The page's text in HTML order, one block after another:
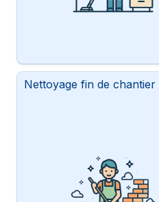
Nettoyage fin de chantier